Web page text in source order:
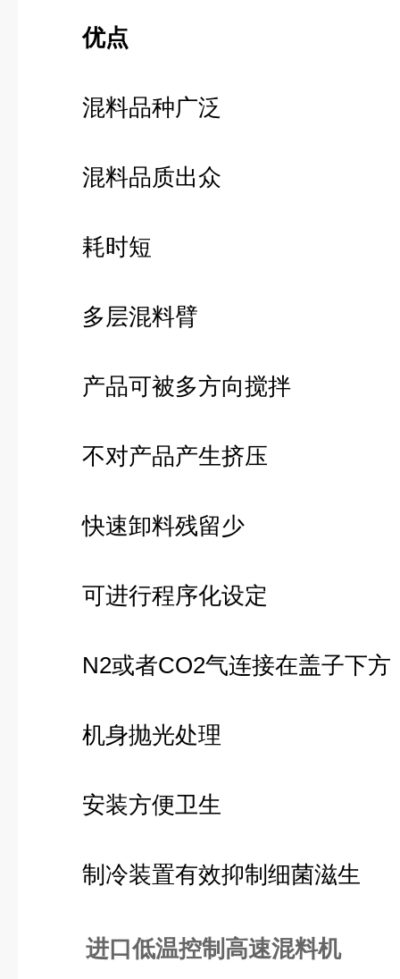
优点
混料品种广泛
混料品质出众
耗时短
多层混料臂
产品可被多方向搅拌
不对产品产生挤压
快速卸料残留少
可进行程序化设定
N2或者CO2气连接在盖子下方
机身抛光处理
安装方便卫生
制冷装置有效抑制细菌滋生
进口低温控制高速混料机